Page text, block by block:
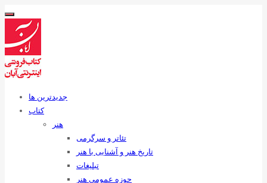
جدیدترین ها
کتاب
هنر
تئاتر و سرگرمی
تاریخ هنر و آشنایی با هنر
تبلیغات
حوزه عمومی هنر